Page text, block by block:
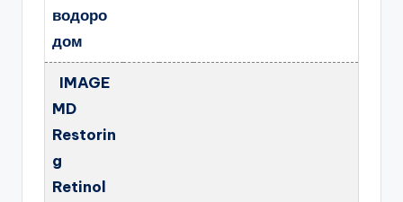
водоро
дом
IMAGE
MD
Restorin
g
Retinol